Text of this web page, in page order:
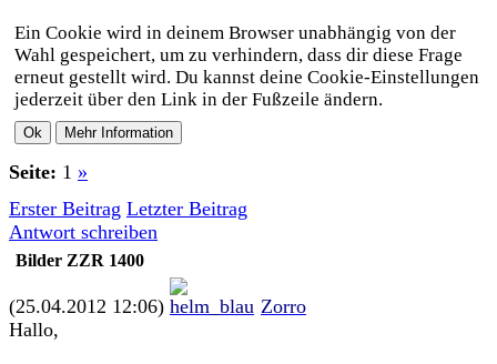
Ein Cookie wird in deinem Browser unabhängig von der
Wahl gespeichert, um zu verhindern, dass dir diese Frage
erneut gestellt wird. Du kannst deine Cookie-Einstellungen
jederzeit über den Link in der Fußzeile ändern.
Seite: 1 »
Erster Beitrag Letzter Beitrag
Antwort schreiben
Bilder ZZR 1400
(25.04.2012 12:06)
Zorro
Hallo,